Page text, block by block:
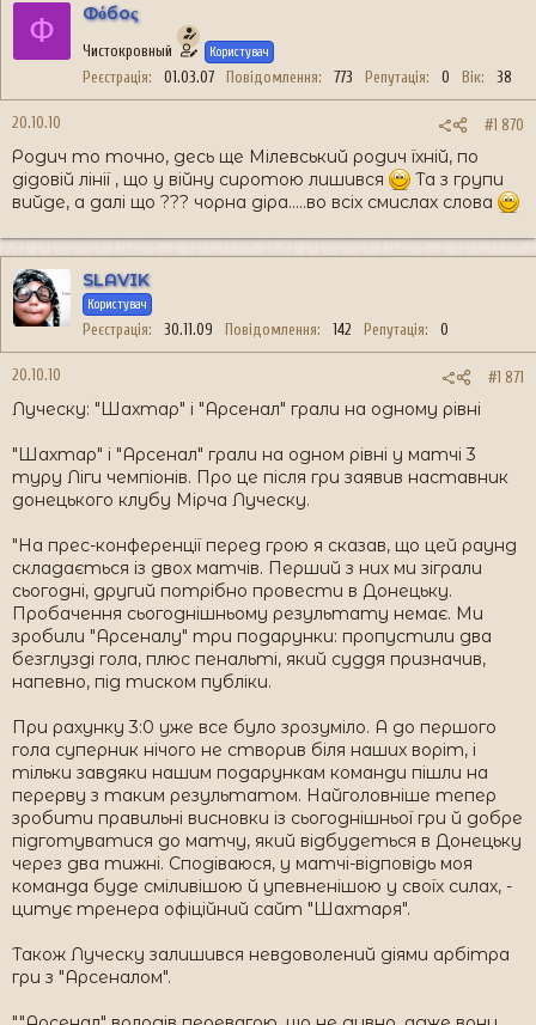
Ф Фόбоς
Чистокровный Користувач
Реєстрація 01.03.07 Повідомлення 773 Репутація 0 Вік 38
20.10.10 #1 870
Родич то точно, десь ще Мілевський родич їхній, по
дідовій лінії , що у війну сиротою лишився
Та з групи
вийде, а далі що ??? чорна діра.....во всіх смислах слова
SLAVIK
Користувач
Реєстрація 30.11.09 Повідомлення 142 Репутація 0
20.10.10 #1 871
Луческу: "Шахтар" і "Арсенал" грали на одному рівні
"Шахтар" і "Арсенал" грали на одном рівні у матчі 3
туру Ліги чемпіонів. Про це після гри заявив наставник
донецького клубу Мірча Луческу.
"На прес-конференції перед грою я сказав, що цей раунд
складається із двох матчів. Перший з них ми зіграли
сьогодні, другий потрібно провести в Донецьку.
Пробачення сьогоднішньому результату немає. Ми
зробили "Арсеналу" три подарунки: пропустили два
безглузді гола, плюс пенальті, який суддя призначив,
напевно, під тиском публіки.
При рахунку 3:0 уже все було зрозуміло. А до першого
гола суперник нічого не створив біля наших воріт, і
тільки завдяки нашим подарункам команди пішли на
перерву з таким результатом. Найголовніше тепер
зробити правильні висновки із сьогоднішньої гри й добре
підготуватися до матчу, який відбудеться в Донецьку
через два тижні. Сподіваюся, у матчі-відповідь моя
команда буде сміливішою й упевненішою у своїх силах, -
цитує тренера офіційний сайт "Шахтаря".
Також Луческу залишився невдоволений діями арбітра
гри з "Арсеналом".